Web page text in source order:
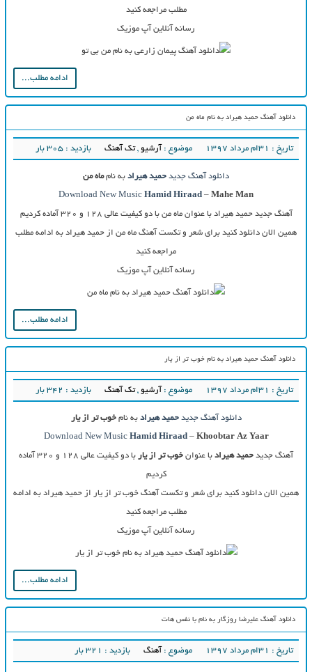
مطلب مراجعه کنید
رسانه آنلاین آپ موزیک
ادامه مطلب...
دانلود آهنگ حمید هیراد به نام ماه من
تاریخ : ۳۱ام مرداد ۱۳۹۷ موضوع : آرشیو ,تک آهنگ بازدید : 305 بار
دانلود آهنگ جدید حمید هیراد به نامماه من
Download New Music Hamid Hiraad – Mahe Man
آهنگ جدید حمید هیراد با عنوان ماه من با دو کیفیت عالی ۱۲۸ و ۳۲۰ آماده کردیم
همین الان دانلود کنید برای شعر و تکست آهنگ ماه من از حمید هیراد به ادامه مطلب
مراجعه کنید
رسانه آنلاین آپ موزیک
ادامه مطلب...
دانلود آهنگ حمید هیراد به نام خوب تر از یار
تاریخ : ۳۱ام مرداد ۱۳۹۷ موضوع : آرشیو ,تک آهنگ بازدید : 342 بار
دانلود آهنگ جدید حمید هیراد به نامخوب تر از یار
Download New Music Hamid Hiraad– Khoobtar Az Yaar
آهنگ جدید حمید هیراد با عنوان خوب تر از یار با دو کیفیت عالی ۱۲۸ و ۳۲۰ آماده
کردیم
همین الان دانلود کنید برای شعر و تکست آهنگ خوب تر از یار از حمید هیراد به ادامه
مطلب مراجعه کنید
رسانه آنلاین آپ موزیک
ادامه مطلب...
دانلود آهنگ علیرضا روزگار به نام با نفس هات
تاریخ : ۳۱ام مرداد ۱۳۹۷ موضوع : آهنگ بازدید : 321 بار